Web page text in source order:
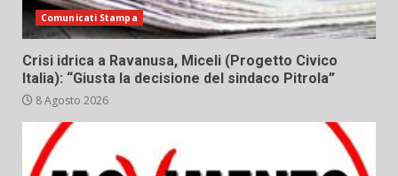
Comunicati Stampa
Crisi idrica a Ravanusa, Miceli (Progetto Civico
Italia): “Giusta la decisione del sindaco Pitrola”
8 Agosto 2026